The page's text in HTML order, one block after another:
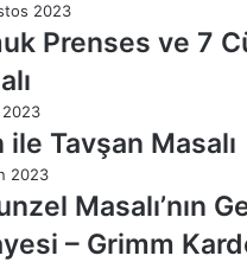
2023
Prenses ve 7
2023
ile Tavşan Masalı
2023
Masalı’nın
– Grimm